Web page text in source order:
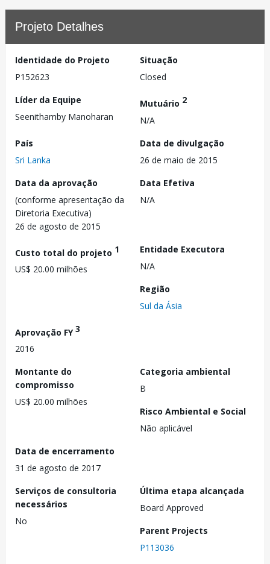
Projeto Detalhes
Identidade do Projeto
P152623
Situação
Closed
Líder da Equipe
Seenithamby Manoharan
Mutuário 2
N/A
País
Sri Lanka
Data de divulgação
26 de maio de 2015
Data da aprovação
(conforme apresentação da
Diretoria Executiva)
26 de agosto de 2015
Data Efetiva
N/A
Custo total do projeto 1
US$ 20.00 milhões
Entidade Executora
N/A
Região
Sul da Ásia
Aprovação FY3
2016
Montante do
compromisso
US$ 20.00 milhões
Categoria ambiental
B
Risco Ambiental e Social
Não aplicável
Data de encerramento
31 de agosto de 2017
Serviços de consultoria
necessários
No
Última etapa alcançada
Board Approved
Parent Projects
P113036